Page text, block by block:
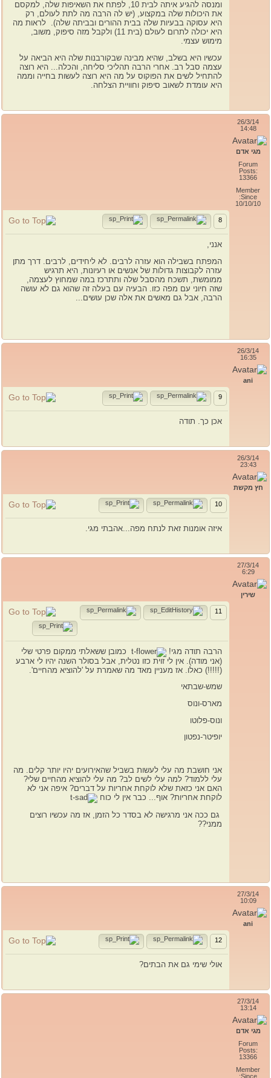
ומנסה להגיע איתה לבית 10, לפתח את השאיפות שלה, למקסם
את היכולות שלה במקצוע, (יש לה הרבה מה לתת לעולם, רק
היא עסוקה בבעיות שלה בבית ההורים ובביתה שלה). לראות מה
היא יכולה לתרום לעולם (בית 11) ולקבל מזה סיפוק, משוב,
מימוש עצמי.
עכשיו היא בשלב, שהיא מבינה שבקורבנות שלה היא הביאה על
עצמה סבל רב. אחרי הרבה תהליכי סליחה, והכלה... היא רוצה
להתחיל לשים את הפוקוס על מה היא רוצה לעשות בחייה וממה
היא עומדת לשאוב סיפוק וחוויית הצלחה.
26/3/14
14:48
מגי אדם
Forum
Posts:
13366
Member
Since:
10/10/10
8
אנני,
המפתח בשבילה הוא עזרה לרבים. לא ליחידים, לרבים. דרך מתן
עזרה לקבוצות גדולות של אנשים או רעיונות, היא תרגיש
ממומשת, תשכח מהסבל שלה ותתרכז במה שמחוץ לעצמה,
שזה חיוני עם מפה כזו. הבעיה עם בעלה זה שהוא גם לא עושה
הרבה, אבל גם מאשים את אלה שכן עושים...
26/3/14
16:35
ani
9
אכן כך. תודה
26/3/14
23:43
חץ מקשת
10
איזה אומנות זאת לנתח מפה...אהבתי מגי.
27/3/14
6:29
שירין
11
הרבה תודה מגי!
כמובן ששאלתי ממקום פרטי שלי
(אני מודה). אין לי זוית כזו נטלית, אבל בסולר השנה יהיו לי ארבע
(!!!!!) כאלו. אז מעניין מאד מה שאמרת על 'להוציא מהחיים'.
שמש-שבתאי
מארס-ונוס
ונוס-פלוטו
יופיטר-נפטון
אני חושבת מה עלי לעשות בשביל שהאירועים יהיו יותר קלים. מה
עלי ללמוד? למה עלי לשים לב? מה עלי להוציא מהחיים שלי?
האם אני כזאת שלא לוקחת אחריות על דברים? איפה אני לא
לוקחת אחריות? אוף... כבר אין לי כוח
גם ככה אני מרגישה לא בסדר כל הזמן, אז מה עכשיו רוצים
ממני??
27/3/14
10:09
ani
12
אולי שימי גם את הבתים?
27/3/14
13:14
מגי אדם
Forum
Posts:
13366
Member
Since: